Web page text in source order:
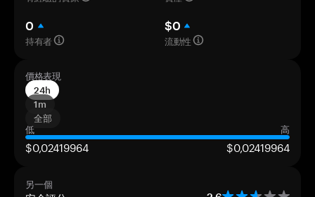
0
持有者
$0
流動性
價格表現
24h
1m
全部
低
高
$0,02419964 $0,02419964
另一個